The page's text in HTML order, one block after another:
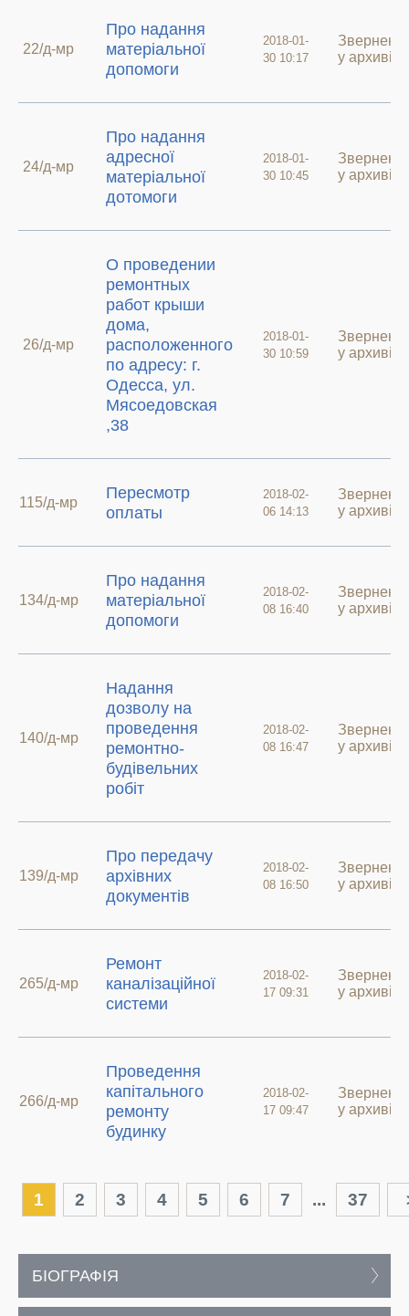
22/д-мр
Про надання
матеріальної
допомоги
2018-01-
30 10:17
у архиві
24/д-мр
Про надання
адресної
матеріальної
дотомоги
2018-01-
30 10:45
у архиві
26/д-мр
О проведении
ремонтных
работ крыши
дома,
расположенного
по адресу: г.
Одесса, ул.
Мясоедовская
,38
2018-01-
30 10:59
у архиві
115/д-мр
Пересмотр
оплаты
2018-02-
06 14:13
у архиві
134/д-мр
Про надання
матеріальної
допомоги
2018-02-
08 16:40
у архиві
140/д-мр
Надання
дозволу на
проведення
ремонтно-
будівельних
робіт
2018-02-
08 16:47
у архиві
139/д-мр
Про передачу
архівних
документів
2018-02-
08 16:50
у архиві
265/д-мр
Ремонт
каналізаційної
системи
2018-02-
17 09:31
у архиві
266/д-мр
Проведення
капітального
ремонту
будинку
2018-02-
17 09:47
у архиві
1 2 3 4 5 6 7 ... 37
БІОГРАФІЯ